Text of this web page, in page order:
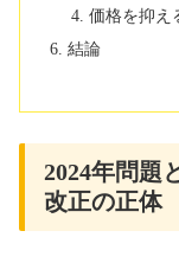
価格を抑え
結論
2024年問題
改正の正体